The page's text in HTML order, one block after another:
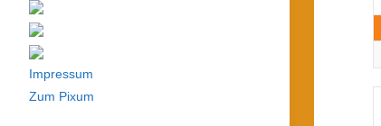
Impressum
Zum Pixum